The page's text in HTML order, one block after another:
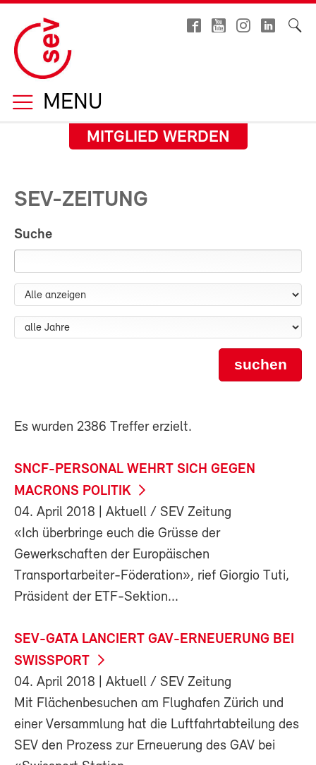
MENU
MITGLIED WERDEN
SEV-ZEITUNG
Suche
suchen
Es wurden 2386 Treffer erzielt.
SNCF-PERSONAL WEHRT SICH GEGEN
MACRONS POLITIK
04. April 2018 | Aktuell / SEV Zeitung
«Ich überbringe euch die Grüsse der
Gewerkschaften der Europäischen
Transportarbeiter-Föderation», rief Giorgio Tuti,
Präsident der ETF-Sektion...
SEV-GATA LANCIERT GAV-ERNEUERUNG BEI
SWISSPORT
04. April 2018 | Aktuell / SEV Zeitung
Mit Flächenbesuchen am Flughafen Zürich und
einer Versammlung hat die Luftfahrtabteilung des
SEV den Prozess zur Erneuerung des GAV bei